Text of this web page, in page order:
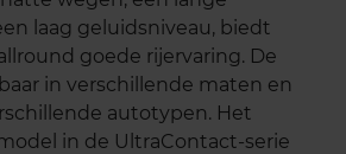
laag geluidsniveau, biedt
goede rijervaring. De
in verschillende maten en
autotypen. Het
in de UltraContact-serie